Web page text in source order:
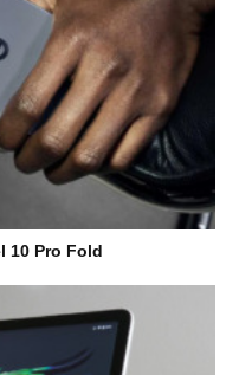
10 Pro Fold